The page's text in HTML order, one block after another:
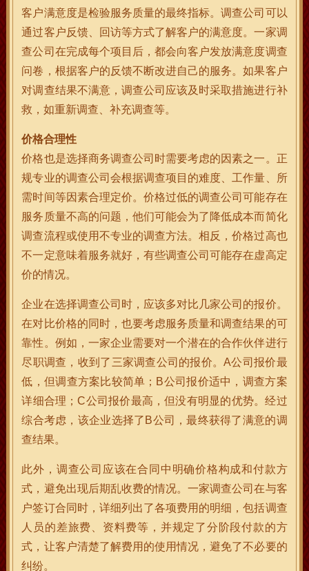
客户满意度是检验服务质量的最终指标。调查公司可以
通过客户反馈、回访等方式了解客户的满意度。一家调
查公司在完成每个项目后，都会向客户发放满意度调查
问卷，根据客户的反馈不断改进自己的服务。如果客户
对调查结果不满意，调查公司应该及时采取措施进行补
救，如重新调查、补充调查等。
价格合理性
价格也是选择商务调查公司时需要考虑的因素之一。正
规专业的调查公司会根据调查项目的难度、工作量、所
需时间等因素合理定价。价格过低的调查公司可能存在
服务质量不高的问题，他们可能会为了降低成本而简化
调查流程或使用不专业的调查方法。相反，价格过高也
不一定意味着服务就好，有些调查公司可能存在虚高定
价的情况。
企业在选择调查公司时，应该多对比几家公司的报价。
在对比价格的同时，也要考虑服务质量和调查结果的可
靠性。例如，一家企业需要对一个潜在的合作伙伴进行
尽职调查，收到了三家调查公司的报价。A公司报价最
低，但调查方案比较简单；B公司报价适中，调查方案
详细合理；C公司报价最高，但没有明显的优势。经过
综合考虑，该企业选择了B公司，最终获得了满意的调
查结果。
此外，调查公司应该在合同中明确价格构成和付款方
式，避免出现后期乱收费的情况。一家调查公司在与客
户签订合同时，详细列出了各项费用的明细，包括调查
人员的差旅费、资料费等，并规定了分阶段付款的方
式，让客户清楚了解费用的使用情况，避免了不必要的
纠纷。